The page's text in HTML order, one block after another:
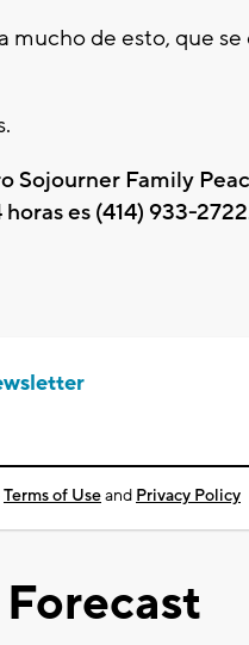
mucho de esto, que
Sojourner Family
es (414) 933-
Terms of Useand Privacy Policy